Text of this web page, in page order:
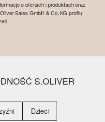
o ofertach i produktach oraz
Sales GmbH & Co. KG profilu
S.OLIVER
Dzieci